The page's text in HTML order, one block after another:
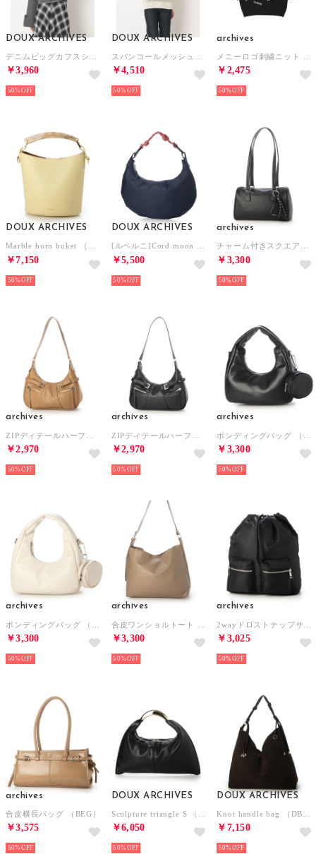
DOUX ARCHIVES
￥3,960
50%
DOUX ARCHIVES
￥4,510
50%
archives
￥2,475
50%
DOUX ARCHIVES
￥7,150
50%
DOUX ARCHIVES
￥5,500
50%
archives
￥3,300
50%
archives
￥2,970
50%
archives
￥2,970
50%
archives
￥3,300
50%
archives
￥3,300
50%
archives
￥3,300
50%
archives
￥3,025
50%
archives
合皮横長バッグ （BEG）
￥3,575
50%
DOUX ARCHIVES
￥6,050
50%
DOUX ARCHIVES
￥7,150
50%